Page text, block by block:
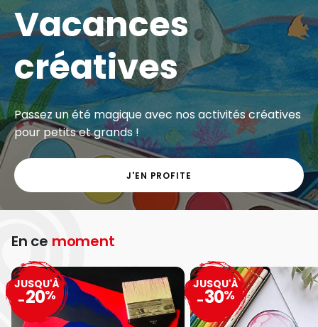
Vacances
créatives
Passez un été magique avec nos activités créatives
pour petits et grands !
J'EN PROFITE
En ce moment
JUSQU'À
-20%
JUSQU'À
-30%